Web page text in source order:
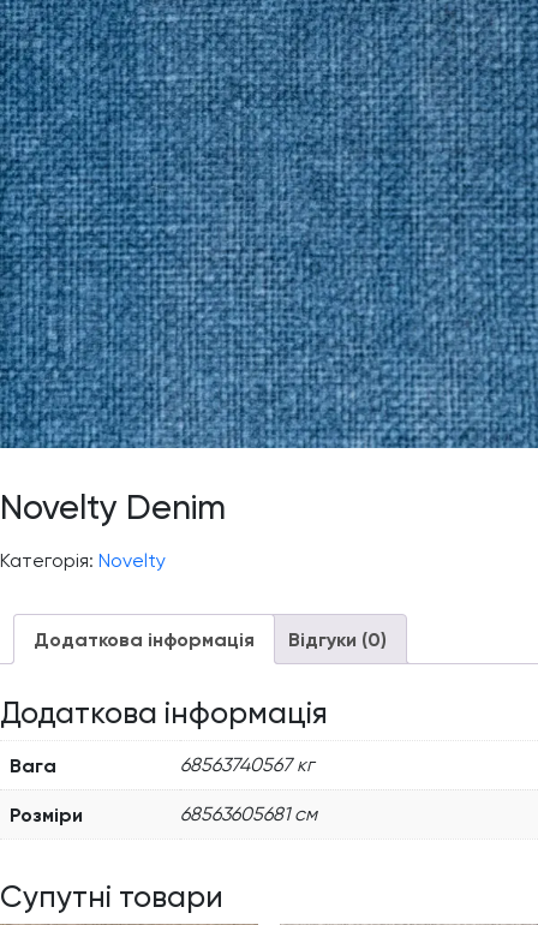
Novelty Denim
Категорія: Novelty
Додаткова інформація Відгуки (0)
Додаткова інформація
Вага 68563740567 кг
Розміри 68563605681 см
Супутні товари